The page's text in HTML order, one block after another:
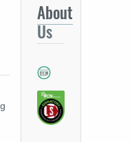
About
Us